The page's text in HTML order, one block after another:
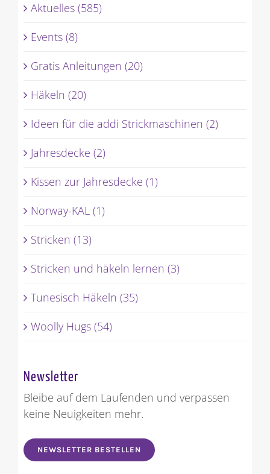
Aktuelles (585)
Events (8)
Gratis Anleitungen (20)
Häkeln (20)
Ideen für die addi Strickmaschinen (2)
Jahresdecke (2)
Kissen zur Jahresdecke (1)
Norway-KAL (1)
Stricken (13)
Stricken und häkeln lernen (3)
Tunesisch Häkeln (35)
Woolly Hugs (54)
Newsletter
Bleibe auf dem Laufenden und verpassen
keine Neuigkeiten mehr.
NEWSLETTER BESTELLEN